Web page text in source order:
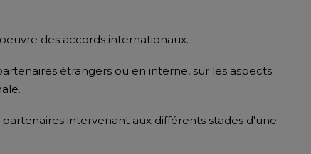
des accords internationaux.
étrangers ou en interne, sur les aspects
intervenant aux différents stades d'une